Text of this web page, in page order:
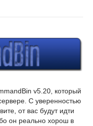
v5.20, который
С уверенностью
от вас будут идти
он реально хорош в